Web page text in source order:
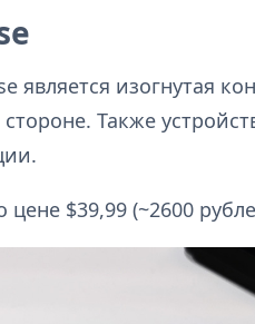
изогнутая
Также
$39,99 (~2600